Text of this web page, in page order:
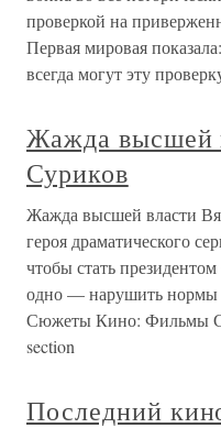
проверкой на
Первая мировая
всегда могут эту
Жажда высшей
Суриков
Жажда высшей власти
героя драматического
чтобы стать
одно — нарушить нормы
Сюжеты Кино: Фильмы
section
Последний